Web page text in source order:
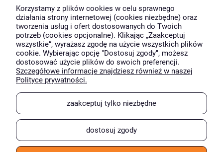
Moje konto
O firmie
Wyróżnili nas
Korzystamy z plików cookies w celu sprawnego
działania strony internetowej (cookies niezbędne) oraz
tworzenia usług i ofert dostosowanych do Twoich
potrzeb (cookies opcjonalne). Klikając „Zaakceptuj
wszystkie”, wyrażasz zgodę na użycie wszystkich plików
cookie. Wybierając opcję "Dostosuj zgody", możesz
dostosować użycie plików do swoich preferencji.
Szczegółowe informacje znajdziesz również w naszej
Polityce prywatności.
zaakceptuj tylko niezbędne
dostosuj zgody